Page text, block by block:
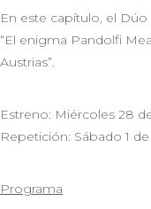
En este capítulo, el
“El enigma Pandolfi
Austrias”.
Estreno: Miércoles 28
Repetición: Sábado 1
Programa